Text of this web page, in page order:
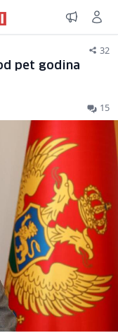
32
pet godina
15